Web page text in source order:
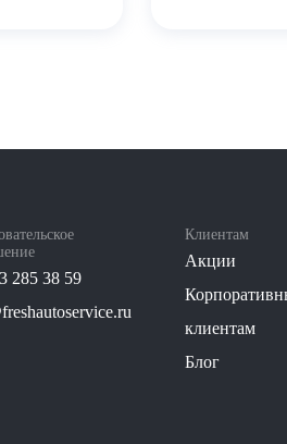
Клиентам
Акции
клиентам
Блог
285 38 59